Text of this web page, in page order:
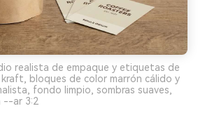
realista de empaque y etiquetas de
bloques de color marrón cálido y
fondo limpio, sombras suaves,
--ar 3:2